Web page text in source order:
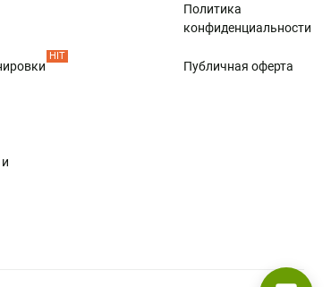
HIT
Политика
конфиденциальности
Публичная оферта